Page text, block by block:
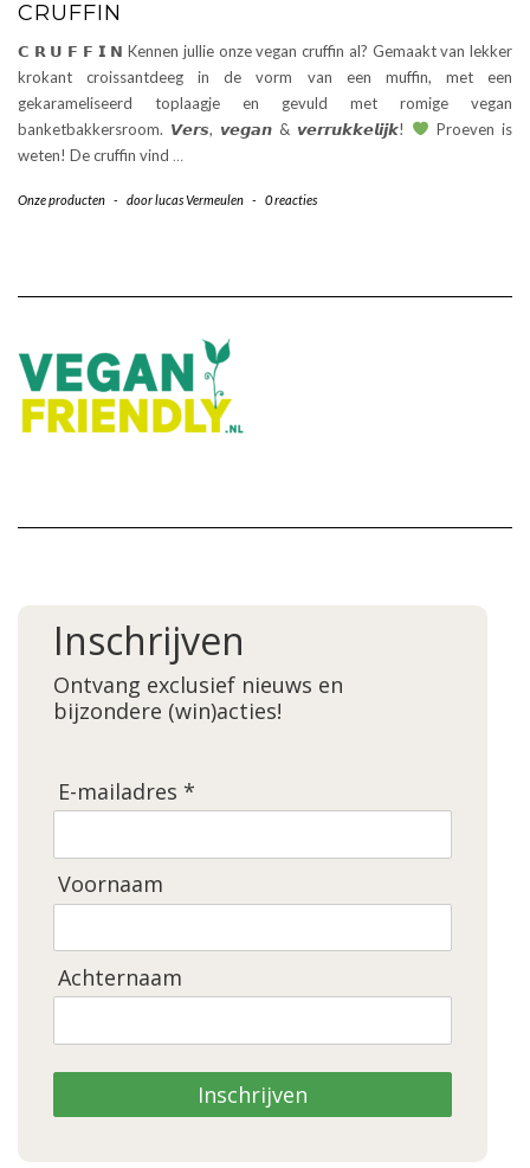
CRUFFIN
𝗖 𝗥 𝗨 𝗙 𝗙 𝗜 𝗡 Kennen jullie onze vegan cruffin al? Gemaakt van lekker
krokant croissantdeeg in de vorm van een muffin, met een
gekarameliseerd toplaagje en gevuld met romige vegan
banketbakkersroom. 𝙑𝙚𝙧𝙨, 𝙫𝙚𝙜𝙖𝙣 & 𝙫𝙚𝙧𝙧𝙪𝙠𝙠𝙚𝙡𝙞𝙟𝙠!
Proeven is
weten! De cruffin vind …
Onze producten - doorlucas Vermeulen - 0 reacties
Inschrijven
Ontvang exclusief nieuws en
bijzondere (win)acties!
E-mailadres *
Voornaam
Achternaam
Inschrijven